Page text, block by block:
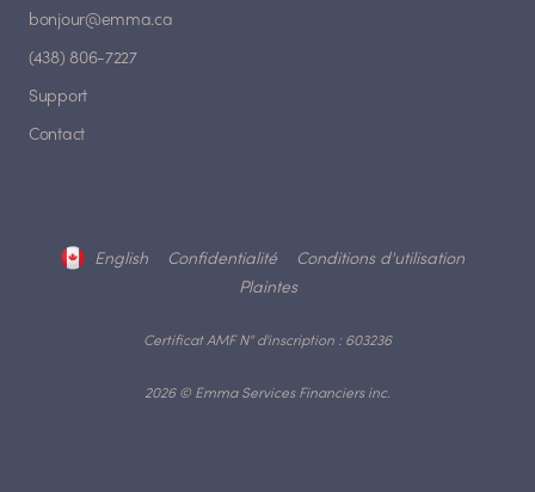
bonjour@emma.ca
(438) 806-7227
Support
Contact
2026 © Emma Services Financiers inc.
Certificat AMF N° d'inscription : 603236
English Confidentialité
Conditions d'utilisation
Plaintes